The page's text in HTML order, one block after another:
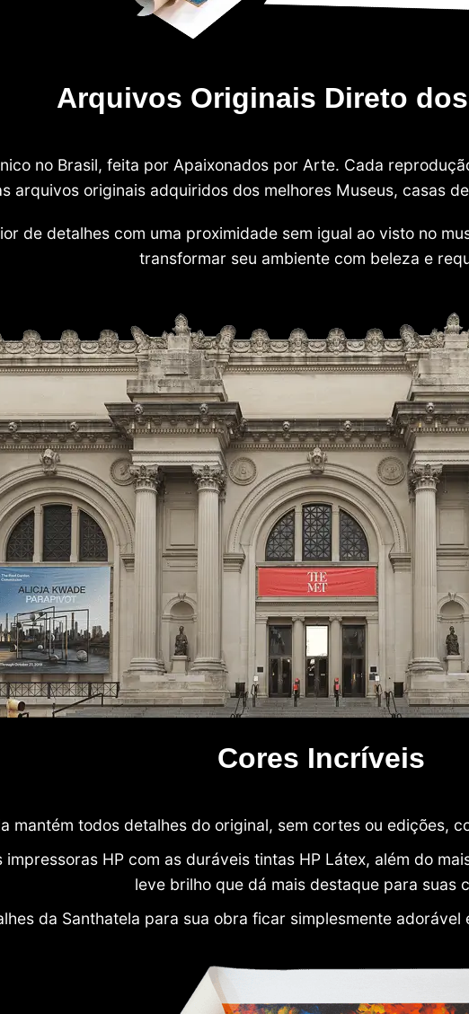
Arquivos Originais Direto
no Brasil, feita por Apaixonados por Arte. Cada
arquivos originais adquiridos dos melhores Museus, casas
de detalhes com uma proximidade sem igual ao visto no
transformar seu ambiente com beleza e
Cores Incríveis
mantém todos detalhes do original, sem cortes ou edições,
HP com as duráveis tintas HP Látex, além do
leve brilho que dá mais destaque para suas
da Santhatela para sua obra ficar simplesmente